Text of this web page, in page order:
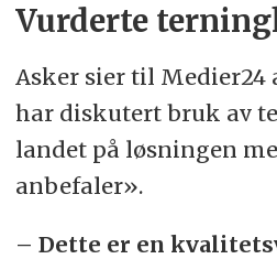
Vurderte
Asker sier til Medier24
har diskutert bruk av
landet på løsningen
anbefaler».
– Dette er en